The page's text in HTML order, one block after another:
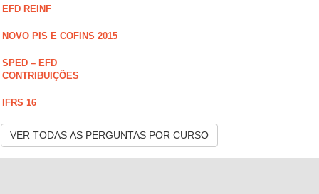
EFD REINF
NOVO PIS E COFINS 2015
SPED – EFD
CONTRIBUIÇÕES
IFRS 16
VER TODAS AS PERGUNTAS POR CURSO